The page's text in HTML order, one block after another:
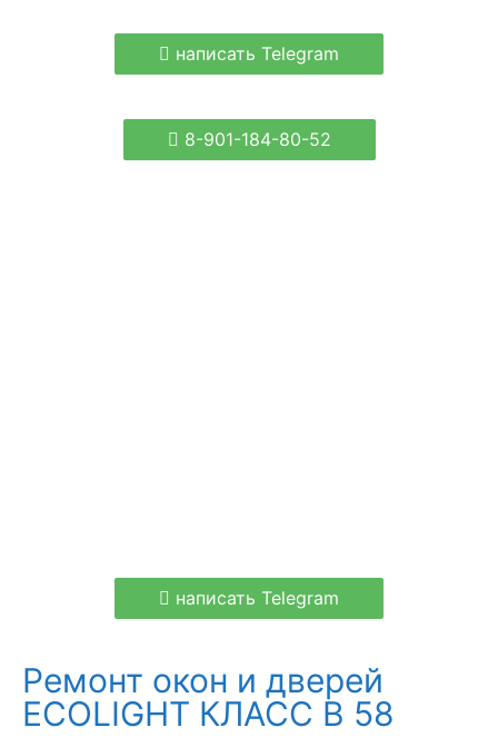
написать Telegram
8-901-184-80-52
написать Telegram
Ремонт окон и дверей
ECOLIGHT КЛАСС В 58